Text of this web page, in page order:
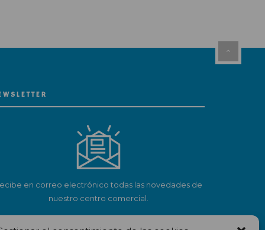
en correo electrónico todas las novedades de
nuestro centro comercial.